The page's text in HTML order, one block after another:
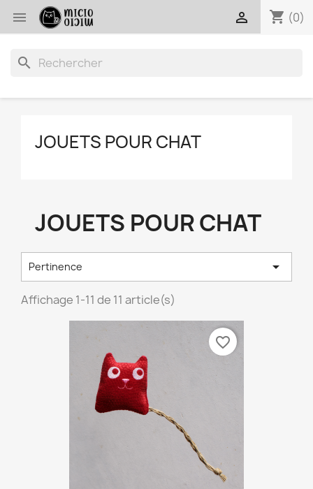
 shopping_cart (0)

search
JOUETS POUR CHAT
JOUETS POUR CHAT
Pertinence 
Affichage 1-11 de 11 article(s)
favorite_border